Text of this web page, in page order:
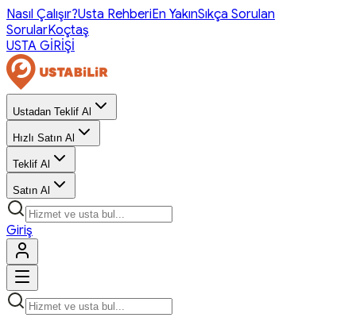
Nasıl Çalışır?Usta RehberiEn YakınSıkça Sorulan
SorularKoçtaş
USTA GİRİŞİ
Ustadan Teklif Al
Hızlı Satın Al
Teklif Al
Satın Al
Giriş